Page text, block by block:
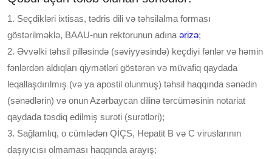
1. Seçdikləri ixtisas, tədris dili və təhsilalma forması
göstərilməklə, BAAU-nun rektorunun adına ərizə;
2. Əvvəlki təhsil pilləsində (səviyyəsində) keçdiyi fənlər və həmin
fənlərdən aldıqları qiymətləri göstərən və müvafiq qaydada
leqallaşdırılmış (və ya apostil olunmuş) təhsil haqqında sənədin
(sənədlərin) və onun Azərbaycan dilinə tərcüməsinin notariat
qaydada təsdiq edilmiş surəti (surətləri);
3. Sağlamlıq, o cümlədən QİÇS, Hepatit B və C viruslarının
daşıyıcısı olmaması haqqında arayış;